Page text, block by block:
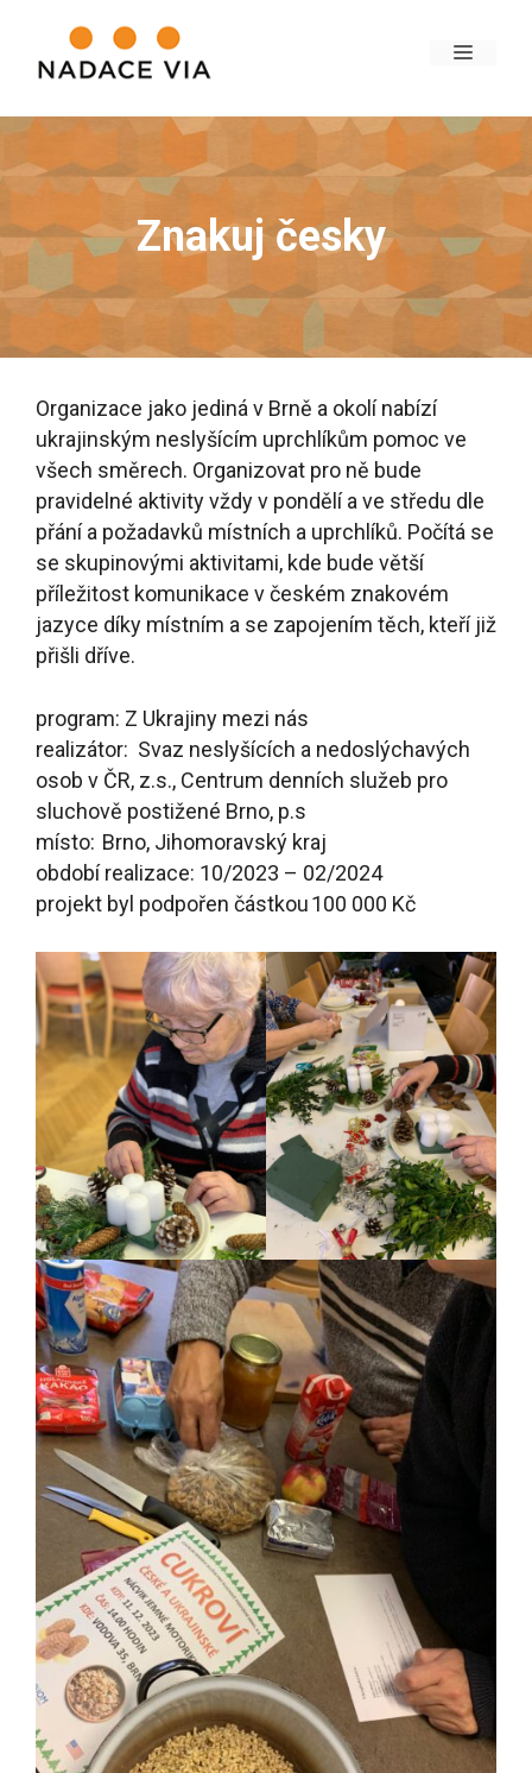
Znakuj česky
Organizace jako jediná v Brně a okolí nabízí
ukrajinským neslyšícím uprchlíkům pomoc ve
všech směrech. Organizovat pro ně bude
pravidelné aktivity vždy v pondělí a ve středu dle
přání a požadavků místních a uprchlíků. Počítá se
se skupinovými aktivitami, kde bude větší
příležitost komunikace v českém znakovém
jazyce díky místním a se zapojením těch, kteří již
přišli dříve.
program: Z Ukrajiny mezi nás
realizátor: Svaz neslyšících a nedoslýchavých
osob v ČR, z.s., Centrum denních služeb pro
sluchově postižené Brno, p.s
místo: Brno, Jihomoravský kraj
období realizace: 10/2023 – 02/2024
projekt byl podpořen částkou 100 000 Kč